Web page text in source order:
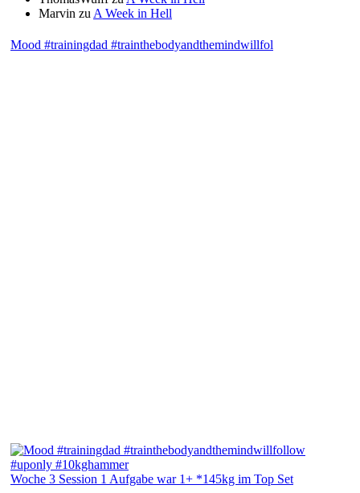
Marvin zu A Week in Hell
Mood #trainingdad #trainthebodyandthemindwillfol
Woche 3 Session 1 Aufgabe war 1+ *145kg im Top Set